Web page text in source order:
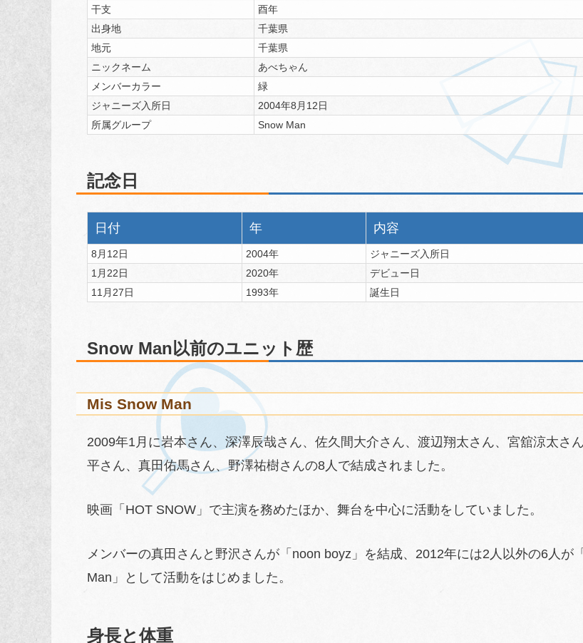
干支
酉年
出身地
千葉県
地元
千葉県
ニックネーム
あべちゃん
メンバーカラー
緑
ジャニーズ入所日
2004年8月12日
所属グループ
Snow Man
記念日
日付 年 内容
8月12日 2004年
ジャニーズ入所日
1月22日
2020年
デビュー日
11月27日
1993年 誕生日
Snow Man以前のユニット歴
Mis Snow Man
2009年1月に岩本さん、深澤辰哉さん、佐久間大介さん、渡辺翔太さん、宮舘涼太さ
平さん、真田佑馬さん、野澤祐樹さんの8人で結成されました。
映画「HOT SNOW」で主演を務めたほか、舞台を中心に活動をしていました。
メンバーの真田さんと野沢さんが「noon boyz」を結成、2012年には2人以外の6人が
Man」として活動をはじめました。
身長と体重